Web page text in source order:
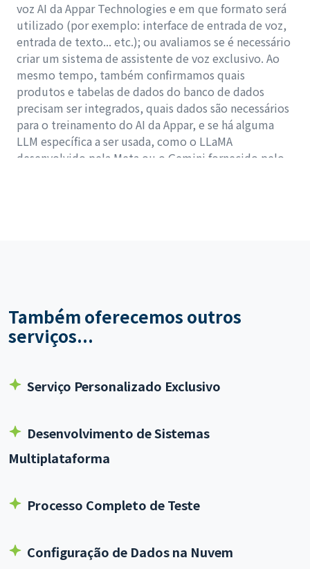
voz AI da Appar Technologies e em que formato será
utilizado (por exemplo: interface de entrada de voz,
entrada de texto... etc.); ou avaliamos se é necessário
criar um sistema de assistente de voz exclusivo. Ao
mesmo tempo, também confirmamos quais
produtos e tabelas de dados do banco de dados
precisam ser integrados, quais dados são necessários
para o treinamento do AI da Appar, e se há alguma
LLM específica a ser usada, como o LLaMA
desenvolvido pela Meta ou o Gemini fornecido pelo
Também oferecemos outros
serviços...
Serviço Personalizado Exclusivo
Desenvolvimento de Sistemas
Multiplataforma
Processo Completo de Teste
Configuração de Dados na Nuvem